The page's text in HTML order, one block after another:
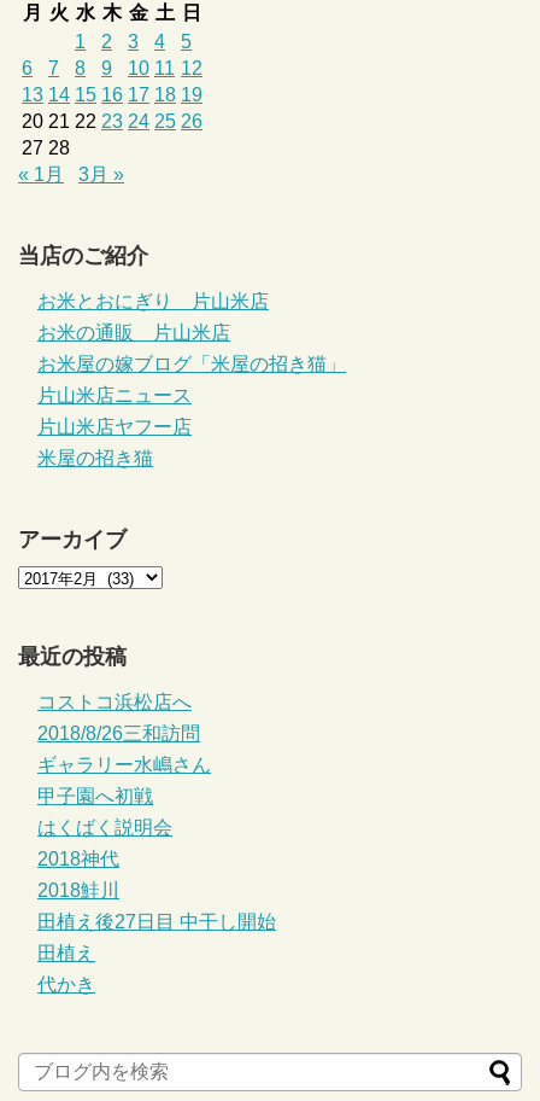
月
火 水 木 金 土
日
1
2 3 4
5
6
7 8 9 10 11 12
13 14 15 16 17 18 19
20 21 22 23 24 25 26
27 28
« 1月
3月 »
当店のご紹介
お米とおにぎり 片山米店
お米の通販 片山米店
お米屋の嫁ブログ「米屋の招き猫」
片山米店ニュース
片山米店ヤフー店
米屋の招き猫
アーカイブ
最近の投稿
コストコ浜松店へ
2018/8/26三和訪問
ギャラリー水嶋さん
甲子園へ初戦
はくばく説明会
2018神代
2018鮭川
田植え後27日目 中干し開始
田植え
代かき